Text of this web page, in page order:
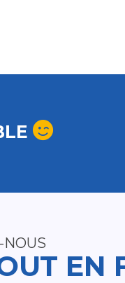
NOUS
EN